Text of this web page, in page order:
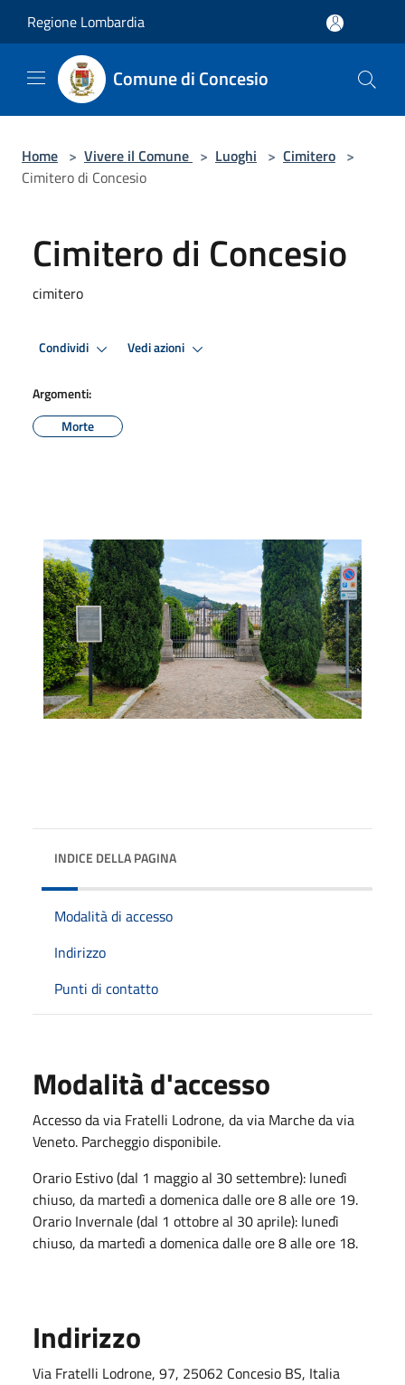
Regione Lombardia
Comune di Concesio
Home > Vivere il Comune > Luoghi > Cimitero >
Cimitero di Concesio
Cimitero di Concesio
cimitero
Condividi Vedi azioni
Argomenti:
Morte
INDICE DELLA PAGINA
Modalità di accesso
Indirizzo
Punti di contatto
Modalità d'accesso
Accesso da via Fratelli Lodrone, da via Marche da via
Veneto. Parcheggio disponibile.
Orario Estivo (dal 1 maggio al 30 settembre): lunedì
chiuso, da martedì a domenica dalle ore 8 alle ore 19.
Orario Invernale (dal 1 ottobre al 30 aprile): lunedì
chiuso, da martedì a domenica dalle ore 8 alle ore 18.
Indirizzo
Via Fratelli Lodrone, 97, 25062 Concesio BS, Italia